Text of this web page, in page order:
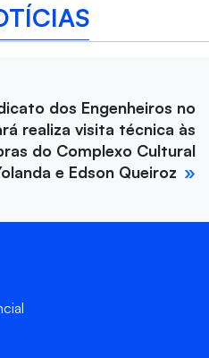
dos Engenheiros no
realiza visita técnica às
do Complexo Cultural
e Edson Queiroz